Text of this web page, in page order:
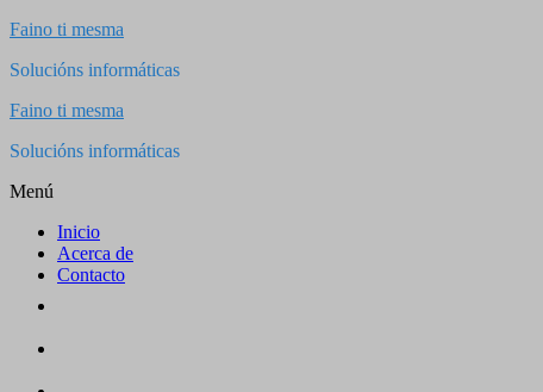
Saltar
contenido
Faino ti mesma
Solucións informáticas
Faino ti mesma
Solucións informáticas
Menú
Inicio
Acerca de
Contacto